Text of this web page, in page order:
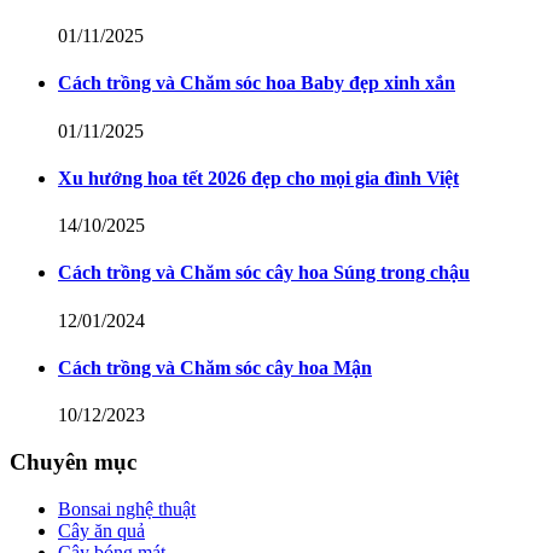
01/11/2025
Cách trồng và Chăm sóc hoa Baby đẹp xinh xắn
01/11/2025
Xu hướng hoa tết 2026 đẹp cho mọi gia đình Việt
14/10/2025
Cách trồng và Chăm sóc cây hoa Súng trong chậu
12/01/2024
Cách trồng và Chăm sóc cây hoa Mận
10/12/2023
Chuyên mục
Bonsai nghệ thuật
Cây ăn quả